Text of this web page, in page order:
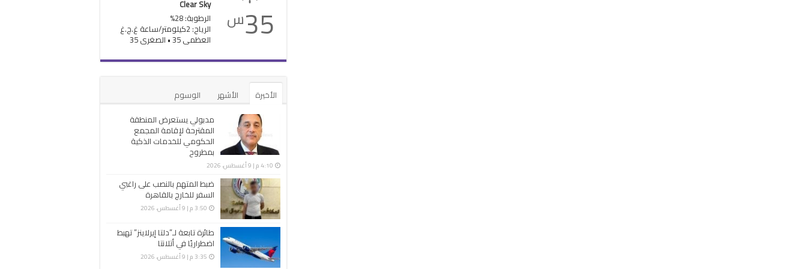
35س
Clear Sky
الرطوبة: 28%
الرياح: 2كيلومتر/ساعة غ.ج.غ
العظمى 35 • الصغرى 35
الأخيرة الأشهر
الوسوم
مدبولي يستعرض المنطقة
المقترحة لإقامة المجمع
الحكومي للخدمات الذكية
بمطروح
4:10 م | 9 أغسطس، 2026
ضبط المتهم بالنصب على راغبي
السفر للخارج بالقاهرة
3:50 م | 9 أغسطس، 2026
طائرة تابعة لـ”دلتا إيرلاينز” تهبط
اضطراريًا في أتلانتا
3:35 م | 9 أغسطس، 2026